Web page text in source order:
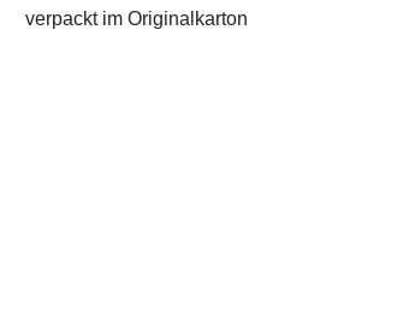
verpackt im Originalkarton